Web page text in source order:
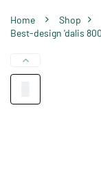
Home
Shop
Best-design 'dalis